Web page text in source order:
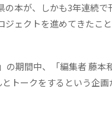
本が、しかも3年連続
ェクトを進めてきたこと
期間中、「編集者 藤本
トークをするという企